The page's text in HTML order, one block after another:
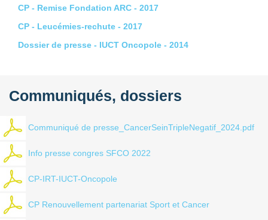
CP - Remise Fondation ARC - 2017
CP - Leucémies-rechute - 2017
Dossier de presse - IUCT Oncopole - 2014
Communiqués, dossiers
Communiqué de presse_CancerSeinTripleNegatif_2024.pdf
Info presse congres SFCO 2022
CP-IRT-IUCT-Oncopole
CP Renouvellement partenariat Sport et Cancer